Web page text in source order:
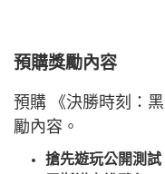
預購獎勵內容
預購 《決勝時刻：
勵內容。
搶先遊玩公開測試